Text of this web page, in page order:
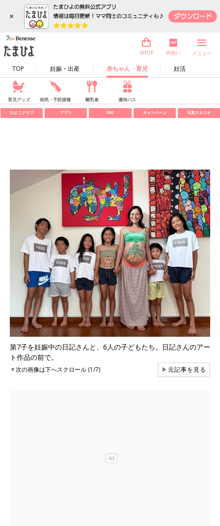
×
TOP 妊娠・出産 赤ちゃん・育児 妊活
SHOP 内祝い メニュー
育児グッズ 病気・予防接種 離乳食 優待パス
ひよこクラブ アプリ SNS キャンペーン 写真スタジオ
第7子を妊娠中の日記さんと、6人の子どもたち。日記さんのアー
ト作品の前で。
▼次の画像は下へスクロール (1/7) ▶元記事を見る